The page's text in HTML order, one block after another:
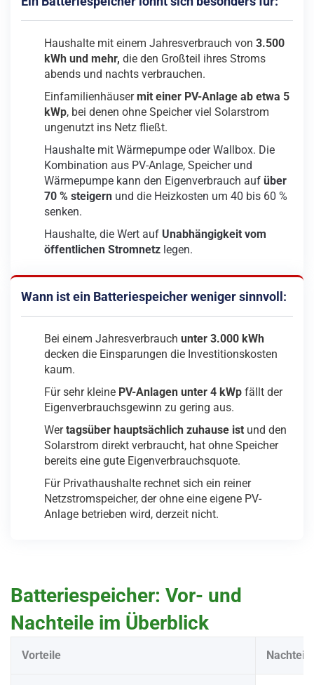
Haushalte mit einem Jahresverbrauch von 3.500
kWh und mehr, die den Großteil ihres Stroms
abends und nachts verbrauchen.
Einfamilienhäusermit einer PV-Anlage ab etwa 5
kWp, bei denen ohne Speicher viel Solarstrom
ungenutzt ins Netz fließt.
Haushalte mit Wärmepumpe oder Wallbox. Die
Kombination aus PV-Anlage, Speicher und
Wärmepumpe kann den Eigenverbrauch auf über
70 % steigern und die Heizkosten um 40 bis 60 %
senken.
Haushalte, die Wert auf Unabhängigkeit vom
öffentlichen Stromnetz legen.
Wann ist ein Batteriespeicher weniger sinnvoll:
Bei einem Jahresverbrauch unter 3.000 kWh
decken die Einsparungen die Investitionskosten
kaum.
Für sehr kleine PV-Anlagen unter 4 kWp fällt der
Eigenverbrauchsgewinn zu gering aus.
Wertagsüber hauptsächlich zuhause ist und den
Solarstrom direkt verbraucht, hat ohne Speicher
bereits eine gute Eigenverbrauchsquote.
Für Privathaushalte rechnet sich ein reiner
Netzstromspeicher, der ohne eine eigene PV-
Anlage betrieben wird, derzeit nicht.
Batteriespeicher: Vor- und
Nachteile im Überblick
Vorteile Nachteile